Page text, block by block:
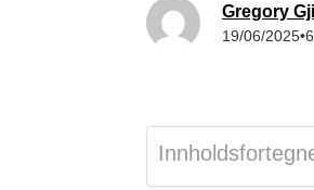
Gregory
19/06/2025•